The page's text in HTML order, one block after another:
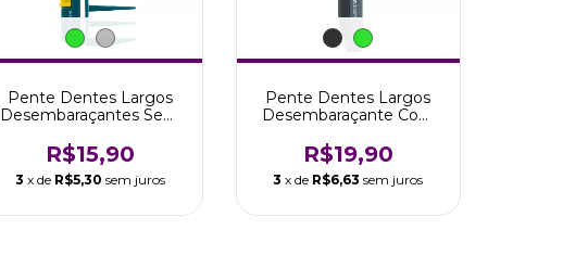
Pente Dentes Largos
Desembaraçantes Sem
R$15,90
3 x de R$5,30 sem juros
Pente Dentes Largos
Desembaraçante Com
R$19,90
3 x de R$6,63 sem juros